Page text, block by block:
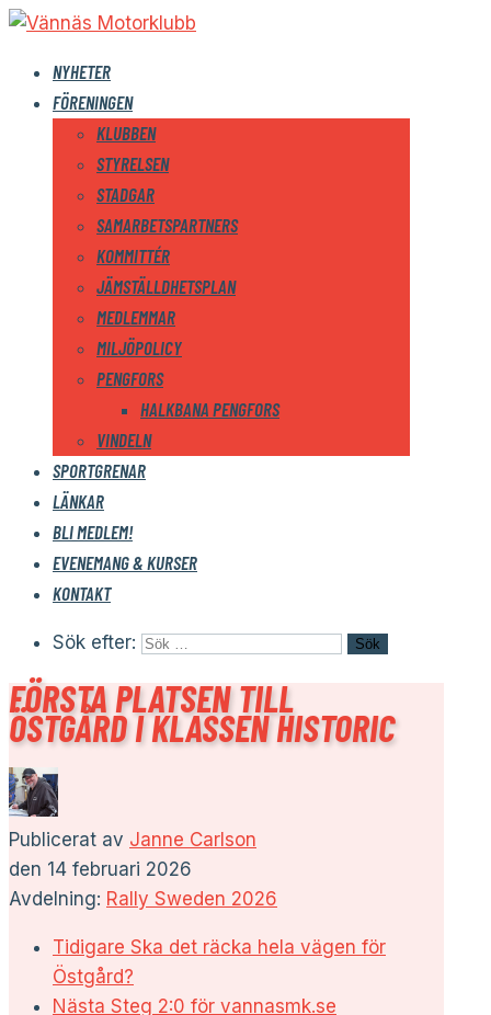
NYHETER
FÖRENINGEN
KLUBBEN
STYRELSEN
STADGAR
SAMARBETSPARTNERS
KOMMITTÉR
JÄMSTÄLLDHETSPLAN
MEDLEMMAR
MILJÖPOLICY
PENGFORS
HALKBANA PENGFORS
VINDELN
SPORTGRENAR
LÄNKAR
BLI MEDLEM!
EVENEMANG & KURSER
KONTAKT
Sök efter:
FÖRSTA PLATSEN TILL
ÖSTGÅRD I KLASSEN HISTORIC
Publicerat av Janne Carlson
den 14 februari 2026
Avdelning: Rally Sweden 2026
Tidigare Ska det räcka hela vägen för
Östgård?
Nästa Steg 2:0 för vannasmk.se